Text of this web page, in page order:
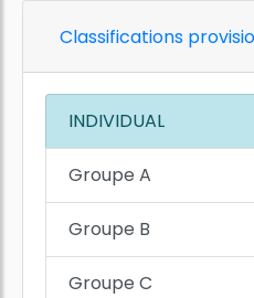
Classifications
INDIVIDUAL
Groupe A
Groupe B
Groupe C